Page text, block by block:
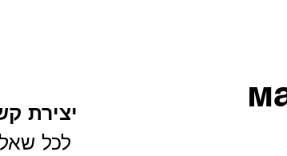
יצירת
לכל